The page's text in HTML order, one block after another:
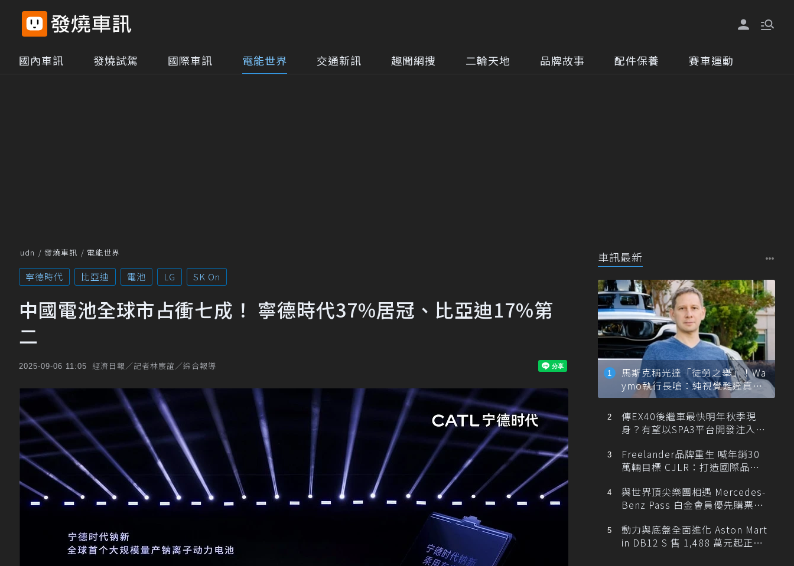
國內車訊 發燒試駕 國際車訊 電能世界 交通新訊 趣聞網搜 二輪天地 品牌故事 配件保養 賽車運動
udn 發燒車訊 電能世界
寧德時代 比亞迪 電池 LG SK On
中國電池全球市占衝七成！ 寧德時代37%居冠、比亞迪17%第
二
2025-09-06 11:05 經濟日報／記者林宸誼／綜合報導
車訊最新
馬斯克稱光達「徒勞之舉」！Wa
ymo執行長嗆：純視覺難達真正
自動駕駛
傳EX40後繼車最快明年秋季現
身？有望以SPA3平台開發注入80
Freelander品牌重生 喊年銷30
萬輛目標 CJLR：打造國際品牌
與世界頂尖樂團相遇 Mercedes-
Benz Pass 白金會員優先購票維
動力與底盤全面進化 Aston Mart
in DB12 S 售 1,488 萬元起正式